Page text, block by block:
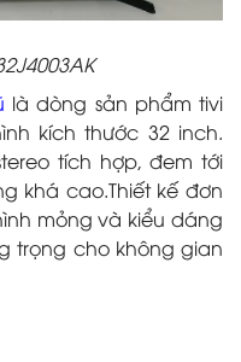
là dòng sản phẩm tivi
kích thước 32 inch.
tích hợp, đem tới
khá cao.Thiết kế đơn
mỏng và kiểu dáng
trọng cho không gian